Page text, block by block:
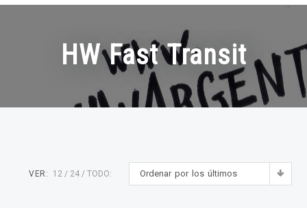
HW Fast Transit
Ordenar por los últimos
VER: 12 24 TODO: